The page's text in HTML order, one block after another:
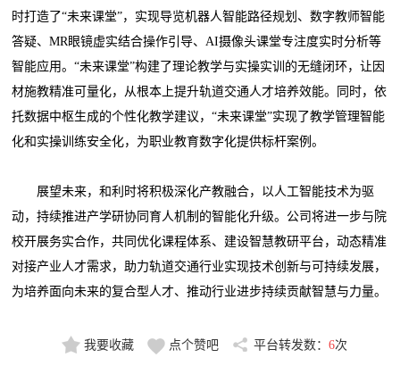
时打造了“未来课堂”，实现导览机器人智能路径规划、数字教师智能
答疑、MR眼镜虚实结合操作引导、AI摄像头课堂专注度实时分析等
智能应用。“未来课堂”构建了理论教学与实操实训的无缝闭环，让因
材施教精准可量化，从根本上提升轨道交通人才培养效能。同时，依
托数据中枢生成的个性化教学建议，“未来课堂”实现了教学管理智能
化和实操训练安全化，为职业教育数字化提供标杆案例。
展望未来，和利时将积极深化产教融合，以人工智能技术为驱
动，持续推进产学研协同育人机制的智能化升级。公司将进一步与院
校开展务实合作，共同优化课程体系、建设智慧教研平台，动态精准
对接产业人才需求，助力轨道交通行业实现技术创新与可持续发展，
为培养面向未来的复合型人才、推动行业进步持续贡献智慧与力量。
我要收藏 点个赞吧 平台转发数： 6次